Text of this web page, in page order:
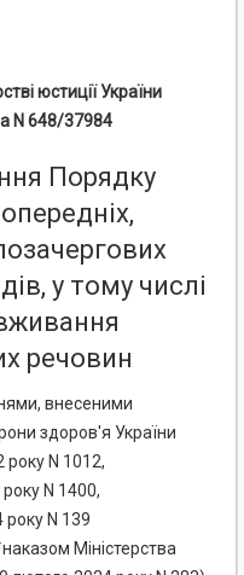
юстиції України
N 648/37984
Порядку
у тому числі
речовин
внесеними
здоров'я України
року N 1012,
N 1400,
року N 139
наказом Міністерства